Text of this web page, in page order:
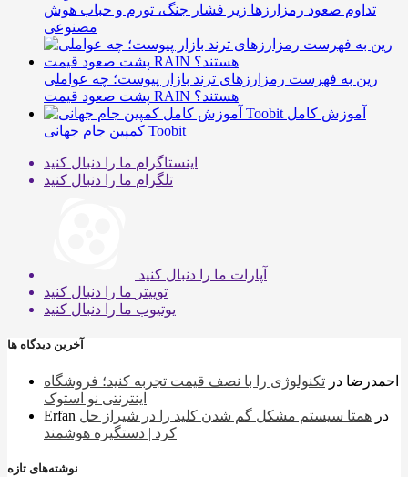
تداوم صعود رمزارزها زیر فشار جنگ، تورم و حباب هوش
مصنوعی
رین به فهرست رمزارزهای ترند بازار پیوست؛ چه عواملی
پشت صعود قیمت RAIN هستند؟
آموزش کامل
کمپین جام جهانی Toobit
اینستاگرام ما را دنبال کنید
تلگرام ما را دنبال کنید
آپارات ما را دنبال کنید
توییتر ما را دنبال کنید
یوتیوب ما را دنبال کنید
آخرین دیدگاه ها
احمدرضا در تکنولوژی را با نصف قیمت تجربه کنید؛ فروشگاه
اینترنتی نو استوک
Erfan
در همتا سیستم مشکل گم شدن کلید را در شیراز حل
کرد | دستگیره هوشمند
نوشته‌های تازه